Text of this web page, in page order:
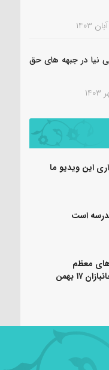
نیا در جبهه های حق
این ویدیو ما
است
های معظم
۱۷ بهمن